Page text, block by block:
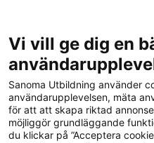
Sök
på
webbplatsen::
Vi vill ge dig en
Sanoma Utbildning använder
användarupplevelsen, mäta
för att att skapa riktad
möjliggör grundläggande
du klickar på ”Acceptera